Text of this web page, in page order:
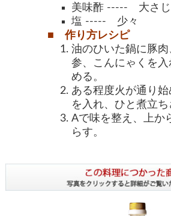
美味酢 ----- 大さ
塩 ----- 少々
■ 作り方レシピ
油のひいた鍋に豚肉
参、こんにゃくを
める。
ある程度火が通り
を入れ、ひと煮立ち
Aで味を整え、上か
らす。